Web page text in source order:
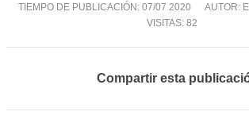
TIEMPO DE PUBLICACIÓN: 07/07 2020
AUTOR:
VISITAS: 82
Compartir esta